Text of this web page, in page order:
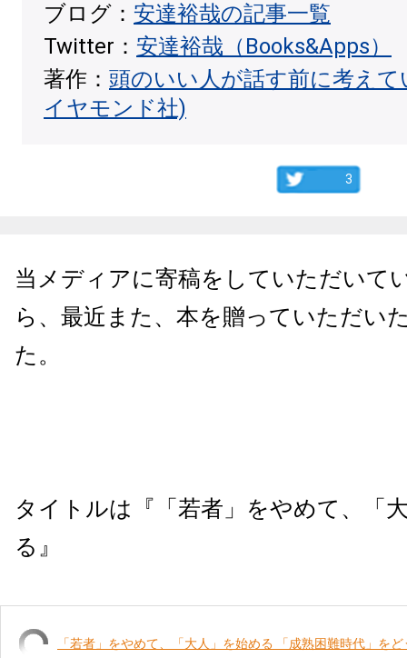
ブログ： 安達裕哉の記事一覧
Twitter： 安達裕哉（Books&Apps）
著作： 頭のいい人が話す前に考え
イヤモンド社)
3
当メディアに寄稿をしていただいて
ら、最近また、本を贈っていただい
た。
タイトルは『「若者」をやめて、「
る』
「若者」をやめて、「大人」を始める 「成熟困難時代」を